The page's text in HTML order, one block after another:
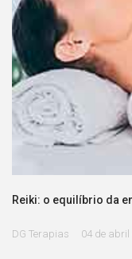
Reiki: o equilíbrio da
DG Terapias 04 de abril